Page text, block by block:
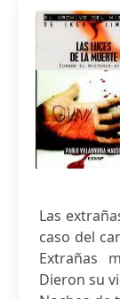
Las
caso del
Extrañas
Dieron su